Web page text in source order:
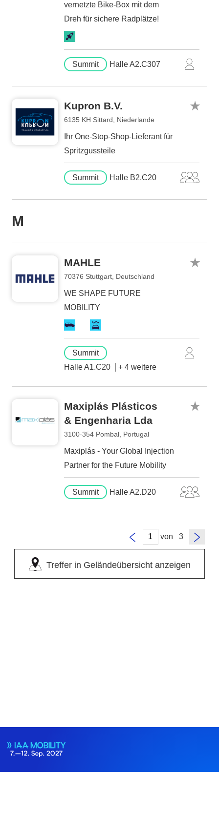
vernetzte Bike-Box mit dem
Dreh für sichere Radplätze!
Summit Halle A2.C307
Kupron B.V.
6135 KH Sittard, Niederlande
Ihr One-Stop-Shop-Lieferant für
Spritzgussteile
Summit Halle B2.C20
M
MAHLE
70376 Stuttgart, Deutschland
WE SHAPE FUTURE
MOBILITY
Summit
Halle A1.C20
+ 4 weitere
Maxiplás Plásticos
& Engenharia Lda
3100-354 Pombal, Portugal
Maxiplás - Your Global Injection
Partner for the Future Mobility
Summit Halle A2.D20
von
Treffer in Geländeübersicht anzeigen